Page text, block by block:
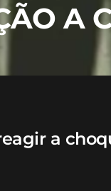
A
a